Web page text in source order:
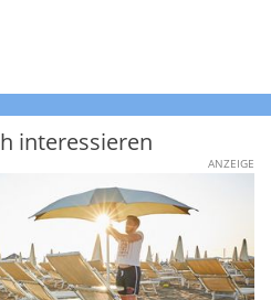
interessieren
ANZEIGE